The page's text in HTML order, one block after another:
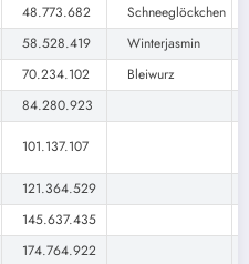
48.773.682
Schneeglöckchen
58.528.419
Winterjasmin
70.234.102
Bleiwurz
84.280.923
101.137.107
121.364.529
145.637.435
174.764.922